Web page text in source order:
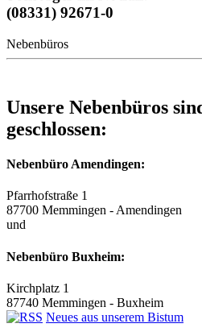
(08331) 92671-0
Nebenbüros
Unsere Nebenbüros
geschlossen:
Nebenbüro Amendingen:
Pfarrhofstraße 1
87700 Memmingen - Amendingen
und
Nebenbüro Buxheim:
Kirchplatz 1
87740 Memmingen - Buxheim
Neues aus unserem Bistum